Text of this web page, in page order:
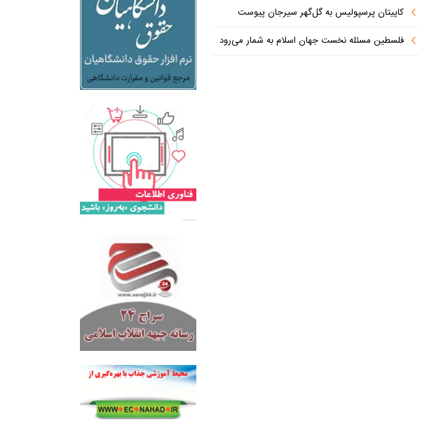
کاپیتان پرسپولیس به گل‌گهر سیرجان پیوست
فلسطین مسئله نخست جهان اسلام به شمار می‌رود